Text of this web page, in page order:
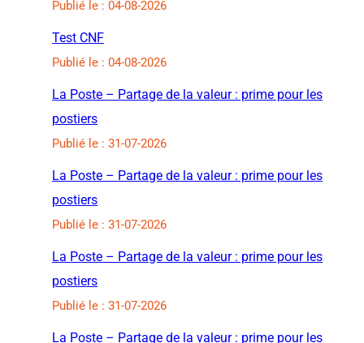
Publié le : 04-08-2026
Test CNF
Publié le : 04-08-2026
La Poste – Partage de la valeur : prime pour les
postiers
Publié le : 31-07-2026
La Poste – Partage de la valeur : prime pour les
postiers
Publié le : 31-07-2026
La Poste – Partage de la valeur : prime pour les
postiers
Publié le : 31-07-2026
La Poste – Partage de la valeur : prime pour les